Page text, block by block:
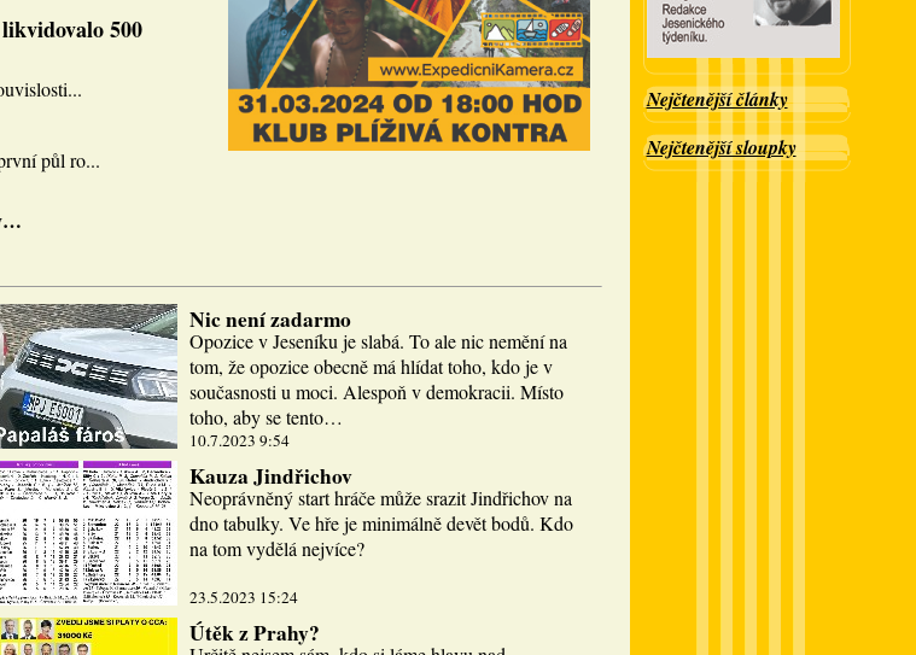
500
půl ro...
Nic není zadarmo
Opozice v Jeseníku je slabá. To ale nic nemění na
tom, že opozice obecně má hlídat toho, kdo je v
současnosti u moci. Alespoň v demokracii. Místo
toho, aby se tento…
10.7.2023 9:54
Kauza Jindřichov
Neoprávněný start hráče může srazit Jindřichov na
dno tabulky. Ve hře je minimálně devět bodů. Kdo
na tom vydělá nejvíce?
23.5.2023 15:24
Útěk z Prahy?
Nejčtenější články
Nejčtenější sloupky